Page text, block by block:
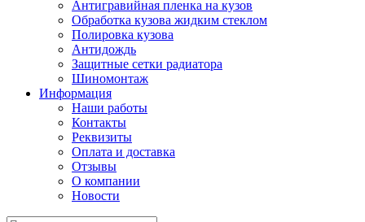
Антигравийная пленка на кузов
Обработка кузова жидким стеклом
Полировка кузова
Антидождь
Защитные сетки радиатора
Шиномонтаж
Информация
Наши работы
Контакты
Реквизиты
Оплата и доставка
Отзывы
О компании
Новости